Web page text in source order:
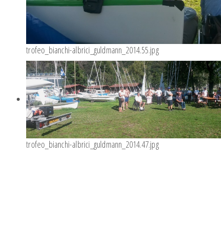
trofeo_bianchi-albrici_guldmann_2014.55.jpg
trofeo_bianchi-albrici_guldmann_2014.47.jpg